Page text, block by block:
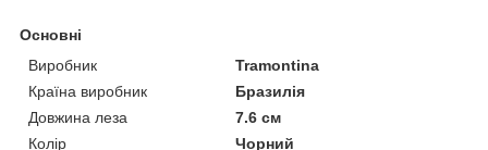
Основні
Виробник
Tramontina
Країна виробник
Бразилія
Довжина леза
7.6 см
Колір
Чорний